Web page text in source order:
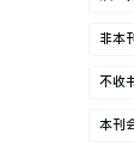
非本
不收
本刊